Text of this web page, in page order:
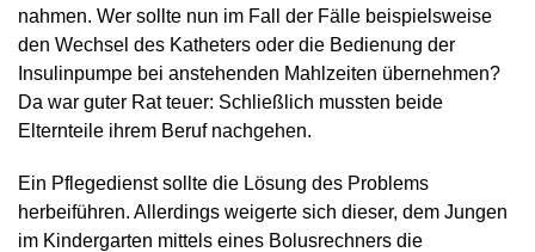
nahmen. Wer sollte nun im Fall der Fälle beispielsweise
den Wechsel des Katheters oder die Bedienung der
Insulinpumpe bei anstehenden Mahlzeiten übernehmen?
Da war guter Rat teuer: Schließlich mussten beide
Elternteile ihrem Beruf nachgehen.
Ein Pflegedienst sollte die Lösung des Problems
herbeiführen. Allerdings weigerte sich dieser, dem Jungen
im Kindergarten mittels eines Bolusrechners die